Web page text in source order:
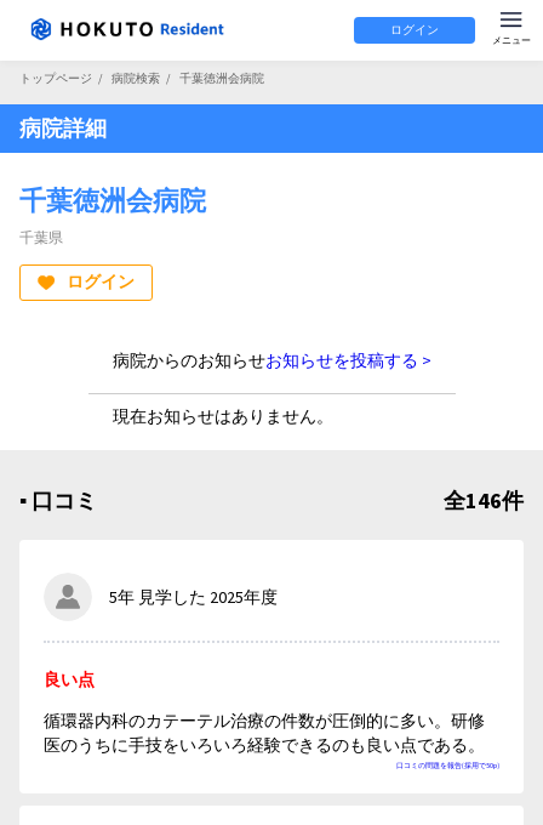
ログイン
トップページ / 病院検索 / 千葉徳洲会病院
病院詳細
千葉徳洲会病院
千葉県
ログイン
病院からのお知らせお知らせを投稿する >
現在お知らせはありません。
▪︎ 口コミ 全146件
5年 見学した 2025年度
口コミの問題を報告(採用で50p)
良い点
循環器内科のカテーテル治療の件数が圧倒的に多い。研修
医のうちに手技をいろいろ経験できるのも良い点である。